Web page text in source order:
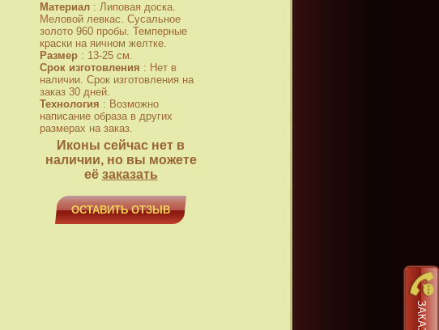
Материал : Липовая доска.
Меловой левкас. Сусальное
золото 960 пробы. Темперные
краски на яичном желтке.
Размер : 13-25 см.
Срок изготовления : Нет в
наличии. Срок изготовления на
заказ 30 дней.
Технология : Возможно
написание образа в других
размерах на заказ.
Иконы сейчас нет в
наличии, но вы можете
её заказать
ОСТАВИТЬ ОТЗЫВ